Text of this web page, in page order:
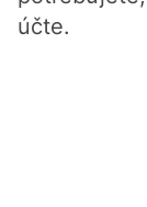
účte.